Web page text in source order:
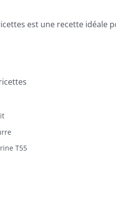
est une recette
T55